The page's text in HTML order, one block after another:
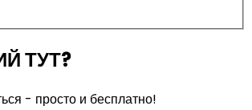
ТУТ?
- просто и бесплатно!